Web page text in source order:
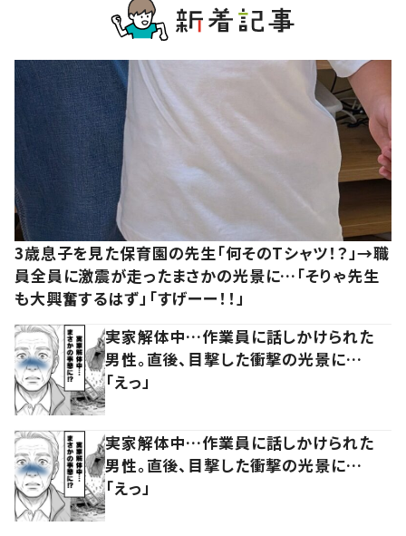
3歳息子を見た保育園の先生「何そのTシャツ！？」→職
員全員に激震が走ったまさかの光景に…「そりゃ先生
も大興奮するはず」「すげーー！！」
実家解体中…作業員に話しかけられた
男性。直後、目撃した衝撃の光景に…
「えっ」
実家解体中…作業員に話しかけられた
男性。直後、目撃した衝撃の光景に…
「えっ」